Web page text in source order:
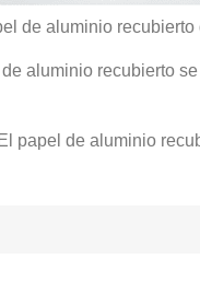
de aluminio recubierto
aluminio recubierto
papel de aluminio